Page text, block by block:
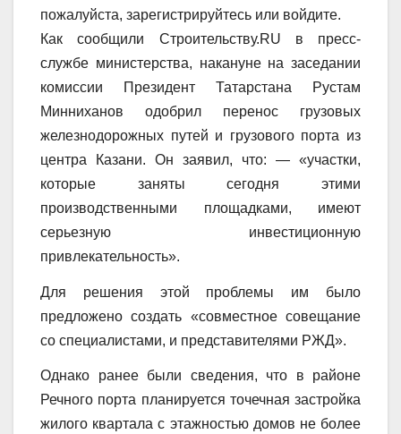
пожалуйста, зарегистрируйтесь или войдите.
Как сообщили Строительству.RU в пресс-
службе министерства, накануне на заседании
комиссии Президент Татарстана Рустам
Минниханов одобрил перенос грузовых
железнодорожных путей и грузового порта из
центра Казани. Он заявил, что: — «участки,
которые заняты сегодня этими
производственными площадками, имеют
серьезную инвестиционную
привлекательность».
Для решения этой проблемы им было
предложено создать «совместное совещание
со специалистами, и представителями РЖД».
Однако ранее были сведения, что в районе
Речного порта планируется точечная застройка
жилого квартала с этажностью домов не более